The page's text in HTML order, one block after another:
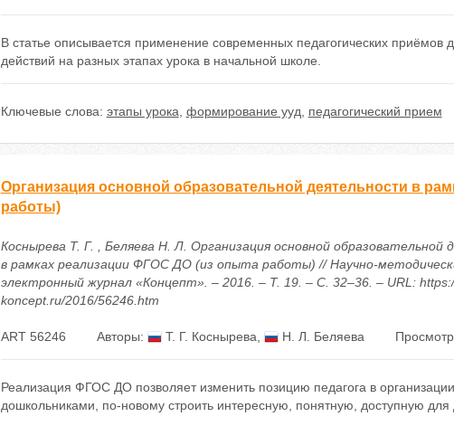
В статье описывается применение современных педагогических
действий на разных этапах урока в начальной школе.
Ключевые слова: этапы урока формирование ууд педагогический прием
Организация основной образовательной деятельности в
работы)
Коснырева Т. Г. , Беляева Н. Л. Организация основной образовательной
в рамках реализации ФГОС ДО (из опыта работы) // Научно-
электронный журнал «Концепт». – 2016. – Т. 19. – С. 32–36. – URL:
koncept.ru/2016/56246.htm
ART 56246 Авторы: Т. Г. Коснырева Н. Л. Беляева
Реализация ФГОС ДО позволяет изменить позицию педагога в
дошкольниками, по-новому строить интересную, понятную, доступную для